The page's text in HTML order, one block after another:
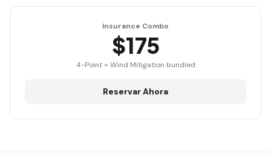
Insurance Combo
$175
4-Point + Wind Mitigation bundled
Reservar Ahora